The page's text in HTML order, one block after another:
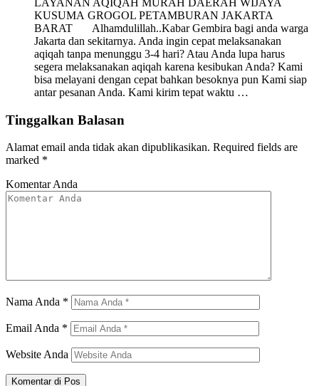
LAYANAN AQIQAH MURAH DAERAH WIJAYA
KUSUMA GROGOL PETAMBURAN JAKARTA
BARAT Alhamdulillah..Kabar Gembira bagi anda warga
Jakarta dan sekitarnya. Anda ingin cepat melaksanakan
aqiqah tanpa menunggu 3-4 hari? Atau Anda lupa harus
segera melaksanakan aqiqah karena kesibukan Anda? Kami
bisa melayani dengan cepat bahkan besoknya pun Kami siap
antar pesanan Anda. Kami kirim tepat waktu …
Tinggalkan Balasan
Alamat email anda tidak akan dipublikasikan. Required fields are
marked *
Komentar Anda
Nama Anda *
Email Anda *
Website Anda